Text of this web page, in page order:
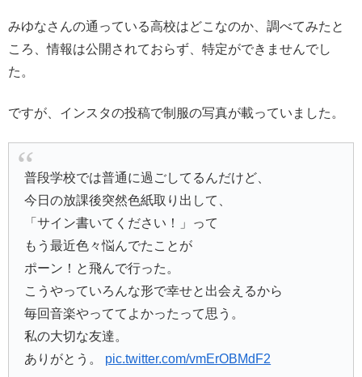
みゆなさんの通っている高校はどこなのか、調べてみたと
ころ、情報は公開されておらず、特定ができませんでし
た。
ですが、インスタの投稿で制服の写真が載っていました。
普段学校では普通に過ごしてるんだけど、
今日の放課後突然色紙取り出して、
「サイン書いてください！」って
もう最近色々悩んでたことが
ポーン！と飛んで行った。
こうやっていろんな形で幸せと出会えるから
毎回音楽やっててよかったって思う。
私の大切な友達。
ありがとう。 pic.twitter.com/vmErOBMdF2